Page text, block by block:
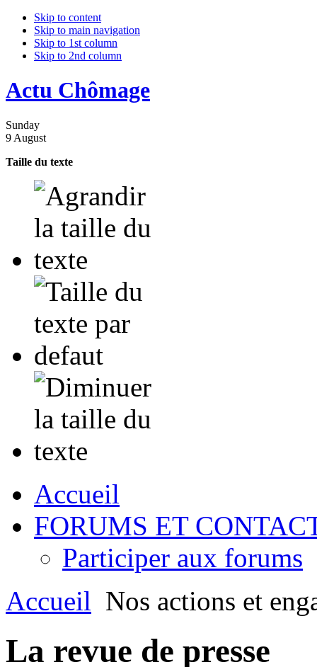
Skip to content
Skip to main navigation
Skip to 1st column
Skip to 2nd column
Actu Chômage
Sunday
9 August
Taille du texte
Accueil
FORUMS ET
Participer aux forums
Accueil Nos actions et
La revue de presse